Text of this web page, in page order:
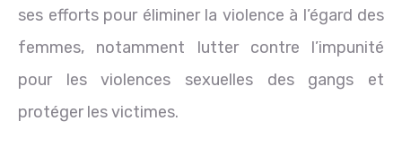
ses efforts pour éliminer la violence à l’égard des
femmes, notamment lutter contre l’impunité
pour les violences sexuelles des gangs et
protéger les victimes.